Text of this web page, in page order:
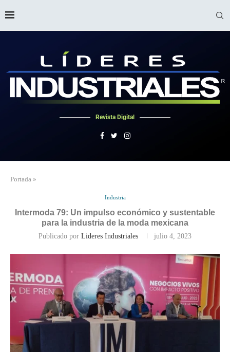
Revista Digital
Portada »
Industria
Intermoda 79: Un impulso económico y sustentable
para la industria de la moda mexicana
Publicado por Lideres Industriales julio 4, 2023